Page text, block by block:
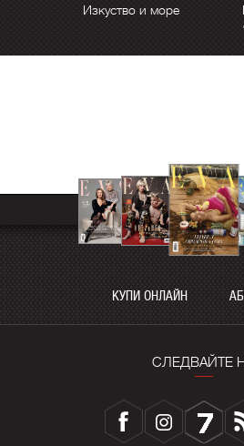
Изкуство и море
КУПИ ОНЛАЙН
СЛЕДВАЙТЕ